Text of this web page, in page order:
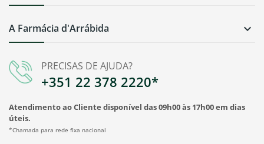
PRECISAS DE AJUDA?
+351 22 378 2220*
Atendimento ao Cliente disponível das 09h00 às 17h00 em dias
úteis.
*Chamada para rede fixa nacional
A Farmácia d'Arrábida 